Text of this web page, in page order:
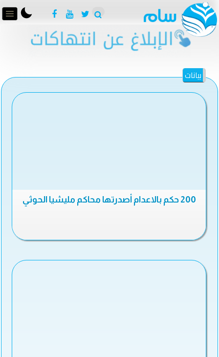
بيانات
200 حكم بالاعدام أصدرتها محاكم مليشيا الحوثي